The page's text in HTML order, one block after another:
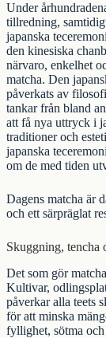
Under
tillredning,
japanska
den kinesiska
närvaro, enkelhet
matcha. Den
påverkats av
tankar från bland
att få nya uttryck i
traditioner och
japanska
om de med tiden
Dagens matcha är
och ett särpräglat
Skuggning, tencha
Det som gör
Kultivar,
påverkar alla teets
för att minska
fyllighet, sötma